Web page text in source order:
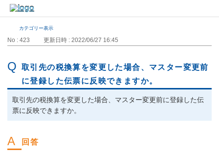
カテゴリー表示
No : 423 更新日時 : 2022/06/27 16:45
取引先の税換算を変更した場合、マスター変更前
に登録した伝票に反映できますか。
取引先の税換算を変更した場合、マスター変更前に登録した伝
票に反映できますか。